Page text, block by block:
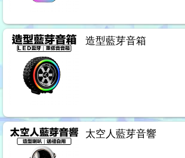
造型藍芽音箱
太空人藍芽音響